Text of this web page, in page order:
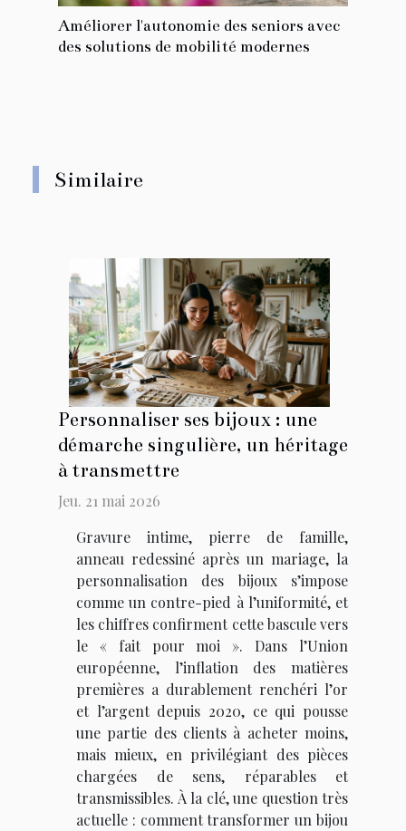
Améliorer l'autonomie des seniors avec
des solutions de mobilité modernes
Similaire
Personnaliser ses bijoux : une
démarche singulière, un héritage
à transmettre
Jeu. 21 mai 2026
Gravure intime, pierre de famille,
anneau redessiné après un mariage, la
personnalisation des bijoux s’impose
comme un contre-pied à l’uniformité, et
les chiffres confirment cette bascule vers
le « fait pour moi ». Dans l’Union
européenne, l’inflation des matières
premières a durablement renchéri l’or
et l’argent depuis 2020, ce qui pousse
une partie des clients à acheter moins,
mais mieux, en privilégiant des pièces
chargées de sens, réparables et
transmissibles. À la clé, une question très
actuelle : comment transformer un bijou